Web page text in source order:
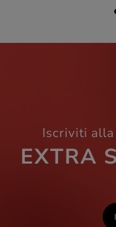
Iscriviti
EXTRA